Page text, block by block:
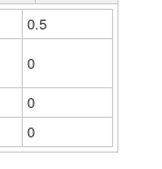
0.5
0
0
0